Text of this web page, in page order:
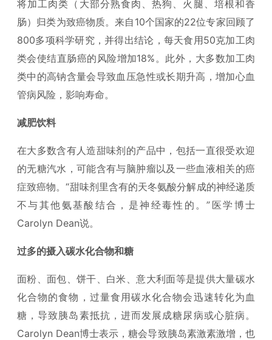
将加工肉类（大部分熟食肉、热狗、火腿、培根和香
肠）归类为致癌物质。来自10个国家的22位专家回顾了
800多项科学研究，并得出结论，每天食用50克加工肉
类会使结直肠癌的风险增加18%。此外，大多数加工肉
类中的高钠含量会导致血压急性或长期升高，增加心血
管病风险，影响寿命。
减肥饮料
在大多数含有人造甜味剂的产品中，包括一直很受欢迎
的无糖汽水，可能含有与脑肿瘤以及一些血液相关的癌
症致癌物。“甜味剂里含有的天冬氨酸分解成的神经递质
不与其他氨基酸结合，是神经毒性的。”医学博士
Carolyn Dean说。
过多的摄入碳水化合物和糖
面粉、面包、饼干、白米、意大利面等是提供大量碳水
化合物的食物，过量食用碳水化合物会迅速转化为血
糖，导致胰岛素抵抗，进而发展成糖尿病或心脏病。
Carolyn Dean博士表示，糖会导致胰岛素激素激增，也